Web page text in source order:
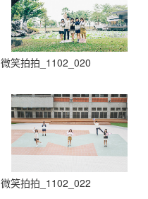
微笑拍拍_1102_020
微笑拍拍_1102_022